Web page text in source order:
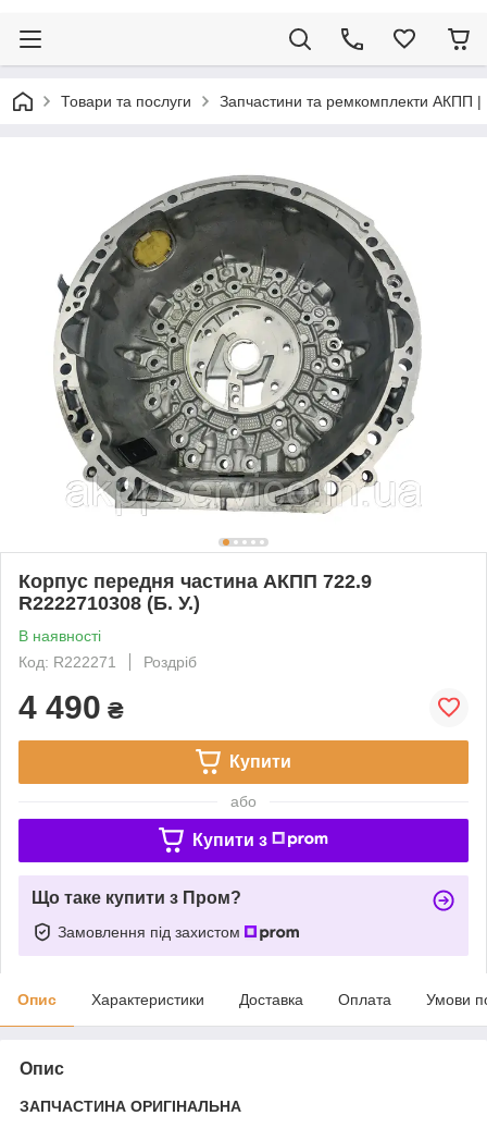
Товари та послуги Запчастини та ремкомплекти АКПП |
Корпус передня частина АКПП 722.9
R2222710308 (Б. У.)
В наявності
Код: R222271
Роздріб
4 490 ₴
Купити
або
Купити з
Що таке купити з Пром?
Замовлення під захистом
Опис Характеристики Доставка Оплата Умови
Опис
ЗАПЧАСТИНА ОРИГІНАЛЬНА